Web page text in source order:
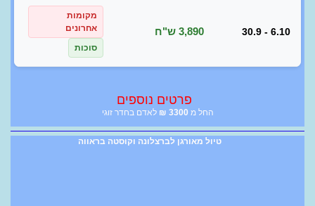
30.9 - 6.10 3,890 ש"ח
מקומות
אחרונים
סוכות
פרטים נוספים
החל מ 3300
₪ לאדם בחדר זוגי
טיול מאורגן לברצלונה וקוסטה בראווה